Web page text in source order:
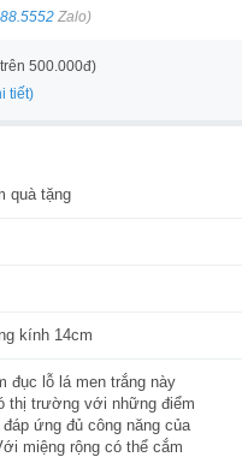
Zalo)
500.000đ)
tiết)
quà tặng
kính 14cm
đục lỗ lá men trắng này
thị trường với những điểm
ứng đủ công năng của
miệng rộng có thể cắm